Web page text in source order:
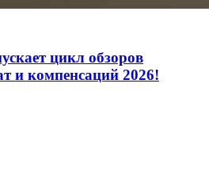
цикл обзоров
и компенсаций 2026!